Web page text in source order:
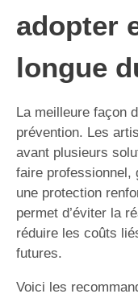
adopter
longue
La meilleure façon
prévention. Les
avant plusieurs
faire professionnel,
une protection
permet d’éviter la
réduire les coûts
futures.
Voici les